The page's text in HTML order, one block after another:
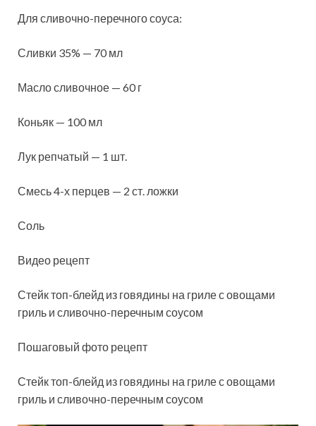
Для сливочно-перечного соуса:
Сливки 35% — 70 мл
Масло сливочное — 60 г
Коньяк — 100 мл
Лук репчатый — 1 шт.
Смесь 4-х перцев — 2 ст. ложки
Соль
Видео рецепт
Стейк топ-блейд из говядины на гриле с овощами
гриль и сливочно-перечным соусом
Пошаговый фото рецепт
Стейк топ-блейд из говядины на гриле с овощами
гриль и сливочно-перечным соусом